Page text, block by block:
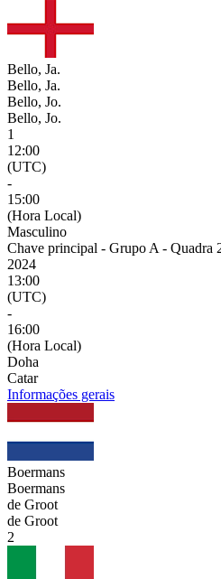
Bello, Ja.
Bello, Ja.
Bello, Jo.
Bello, Jo.
1
12:00
(UTC)
-
15:00
(Hora Local)
Masculino
Chave principal - Grupo A - Quadra
2024
13:00
(UTC)
-
16:00
(Hora Local)
Doha
Catar
Informações gerais
Boermans
Boermans
de Groot
de Groot
2